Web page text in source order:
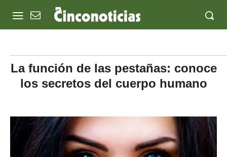
La función de las pestañas: conoce
los secretos del cuerpo humano